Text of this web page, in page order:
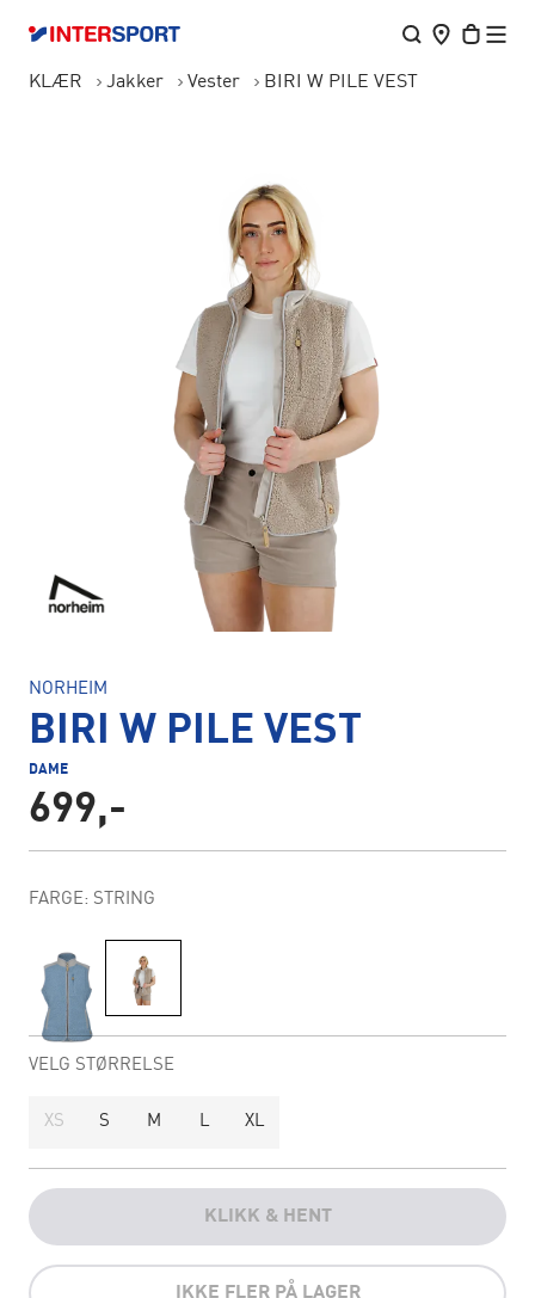
KLÆR Jakker Vester BIRI W PILE VEST
NORHEIM
BIRI W PILE VEST
DAME
699,-
FARGE: STRING
VELG STØRRELSE
XS S M L XL
KLIKK & HENT
IKKE FLER PÅ LAGER